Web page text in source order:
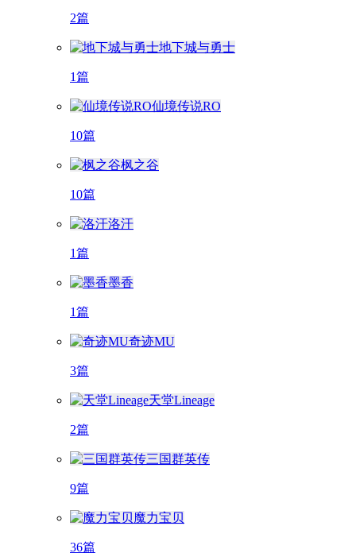
2篇
地下城与勇士
1篇
仙境传说RO
10篇
枫之谷
10篇
洛汗
1篇
墨香
1篇
奇迹MU
3篇
天堂Lineage
2篇
三国群英传
9篇
魔力宝贝
36篇